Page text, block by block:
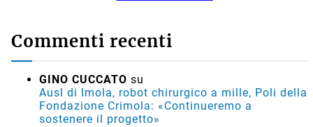
Commenti recenti
GINO CUCCATO su
Ausl di Imola, robot chirurgico a mille, Poli della
Fondazione Crimola: «Continueremo a
sostenere il progetto»